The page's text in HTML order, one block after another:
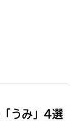
「うみ」4選